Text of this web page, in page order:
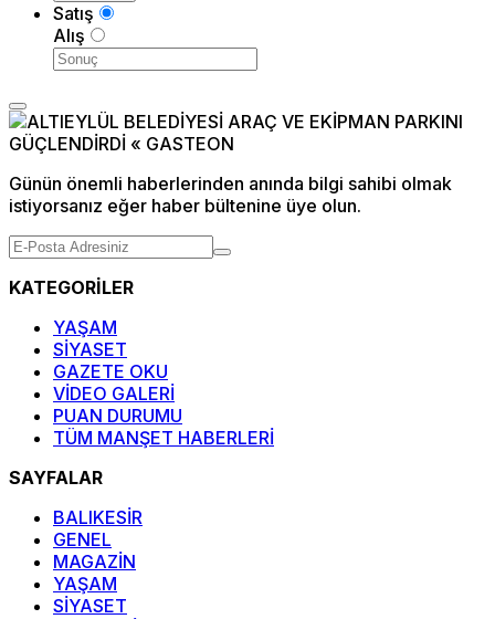
Satış
Alış
Günün önemli haberlerinden anında bilgi sahibi olmak
istiyorsanız eğer haber bültenine üye olun.
KATEGORİLER
YAŞAM
SİYASET
GAZETE OKU
VİDEO GALERİ
PUAN DURUMU
TÜM MANŞET HABERLERİ
SAYFALAR
BALIKESİR
GENEL
MAGAZİN
YAŞAM
SİYASET